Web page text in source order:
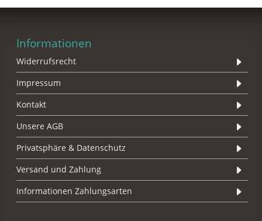
Informationen
Widerrufsrecht
Impressum
Kontakt
Unsere AGB
Privatsphäre & Datenschutz
Versand und Zahlung
Informationen Zahlungsarten